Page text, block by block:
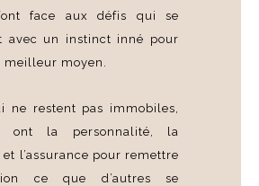
face aux défis qui se
avec un instinct inné pour
meilleur moyen.
ne restent pas immobiles,
ont la personnalité, la
l’assurance pour remettre
ce que d’autres se